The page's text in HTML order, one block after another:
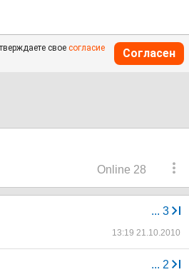
свое согласие
Согласен
Online 28
... 3
13:19 21.10.2010
... 2